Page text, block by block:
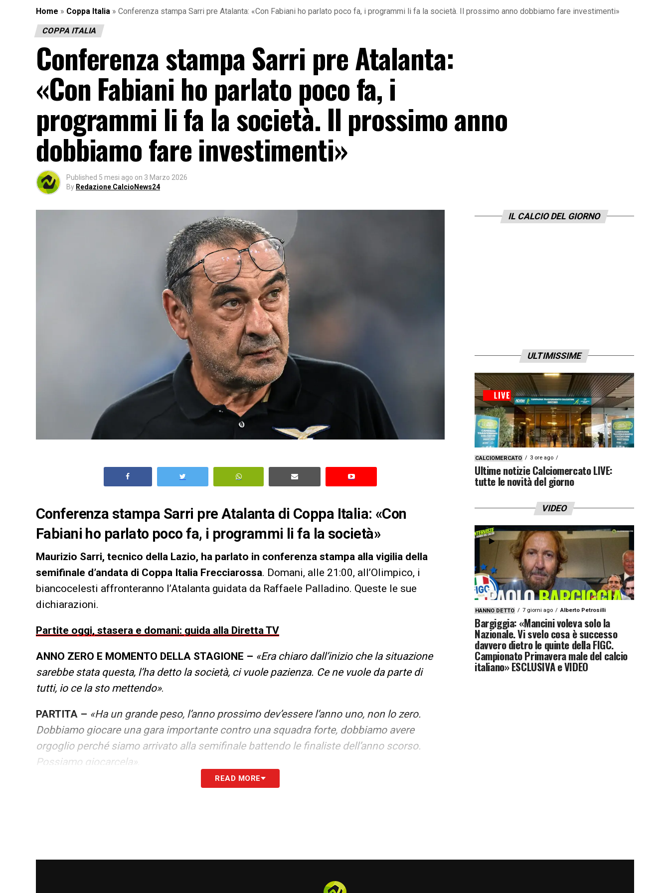
Home » Coppa Italia » Conferenza stampa Sarri pre Atalanta: «Con Fabiani ho parlato poco fa, i programmi li fa la società. Il prossimo anno dobbiamo fare investimenti»
COPPA ITALIA
Conferenza stampa Sarri pre Atalanta:
«Con Fabiani ho parlato poco fa, i
programmi li fa la società. Il prossimo anno
dobbiamo fare investimenti»
Published 5 mesi ago on 3 Marzo 2026
By Redazione CalcioNews24
Conferenza stampa Sarri pre Atalanta di Coppa Italia: «Con
Fabiani ho parlato poco fa, i programmi li fa la società»
Maurizio Sarri, tecnico della Lazio, ha parlato in conferenza stampa alla vigilia della
semifinale d’andata di Coppa Italia Frecciarossa. Domani, alle 21:00, all’Olimpico, i
biancocelesti affronteranno l’Atalanta guidata da Raffaele Palladino. Queste le sue
dichiarazioni.
Partite oggi, stasera e domani: guida alla Diretta TV
ANNO ZERO E MOMENTO DELLA STAGIONE – «Era chiaro dall’inizio che la situazione
sarebbe stata questa, l’ha detto la società, ci vuole pazienza. Ce ne vuole da parte di
tutti, io ce la sto mettendo».
PARTITA – «Ha un grande peso, l’anno prossimo dev’essere l’anno uno, non lo zero.
Dobbiamo giocare una gara importante contro una squadra forte, dobbiamo avere
orgoglio perché siamo arrivato alla semifinale battendo le finaliste dell’anno scorso.
Possiamo giocarcela»
«COn Fabiani ho parlato anche 30 minuti fa, i
ma è colpa di tutti: mia, della società e dell’ambiente. Era inaspettato questo calo di
READ MORE
IL CALCIO DEL GIORNO
ULTIMISSIME
CALCIOMERCATO 3 ore ago
Ultime notizie Calciomercato LIVE:
tutte le novità del giorno
VIDEO
HANNO DETTO 7 giorni ago Alberto Petrosilli
Bargiggia: «Mancini voleva solo la
Nazionale. Vi svelo cosa è successo
davvero dietro le quinte della FIGC.
Campionato Primavera male del calcio
italiano» ESCLUSIVA e VIDEO